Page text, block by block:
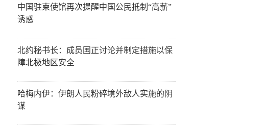
中国驻柬使馆再次提醒中国公民抵制“高薪”
诱惑
北约秘书长：成员国正讨论并制定措施以保
障北极地区安全
哈梅内伊：伊朗人民粉碎境外敌人实施的阴
谋